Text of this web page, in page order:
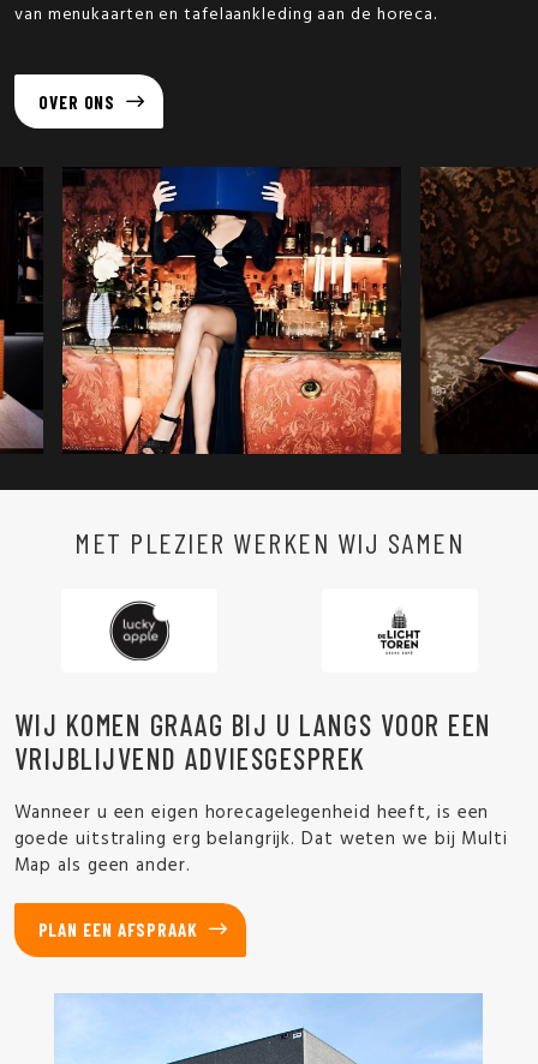
van menukaarten en tafelaankleding aan de horeca.
OVER ONS
MET PLEZIER WERKEN WIJ SAMEN
WIJ KOMEN GRAAG BIJ U LANGS VOOR EEN
VRIJBLIJVEND ADVIESGESPREK
Wanneer u een eigen horecagelegenheid heeft, is een
goede uitstraling erg belangrijk. Dat weten we bij Multi
Map als geen ander.
PLAN EEN AFSPRAAK